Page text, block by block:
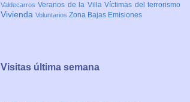
ValdecarrosVeranos de la VillaVíctimas del terrorismo
Vivienda Voluntarios Zona Bajas Emisiones
Visitas última semana